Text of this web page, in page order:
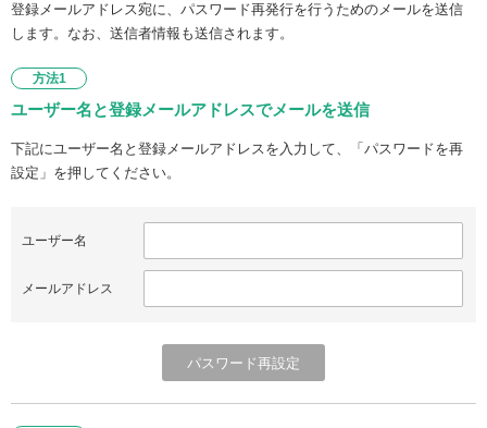
登録メールアドレス宛に、パスワード再発行を行うためのメールを送信
します。なお、送信者情報も送信されます。
方法1
ユーザー名と登録メールアドレスでメールを送信
下記にユーザー名と登録メールアドレスを入力して、「パスワードを再
設定」を押してください。
ユーザー名
メールアドレス